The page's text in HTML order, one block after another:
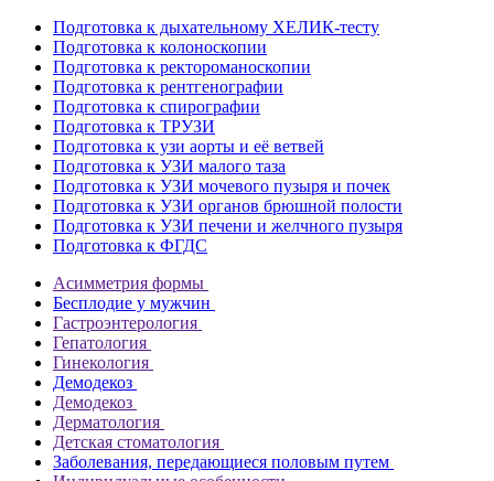
Подготовка к дыхательному ХЕЛИК-тесту
Подготовка к колоноскопии
Подготовка к ректороманоскопии
Подготовка к рентгенографии
Подготовка к спирографии
Подготовка к ТРУЗИ
Подготовка к узи аорты и её ветвей
Подготовка к УЗИ малого таза
Подготовка к УЗИ мочевого пузыря и почек
Подготовка к УЗИ органов брюшной полости
Подготовка к УЗИ печени и желчного пузыря
Подготовка к ФГДС
Асимметрия формы
Бесплодие у мужчин
Гастроэнтерология
Гепатология
Гинекология
Демодекоз
Демодекоз
Дерматология
Детская стоматология
Заболевания, передающиеся половым путем